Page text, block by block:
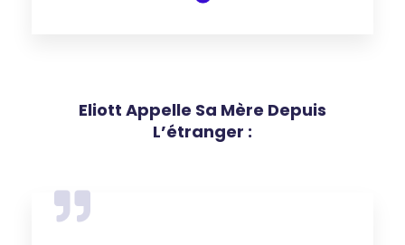
Eliott Appelle Sa Mère Depuis
L’étranger :